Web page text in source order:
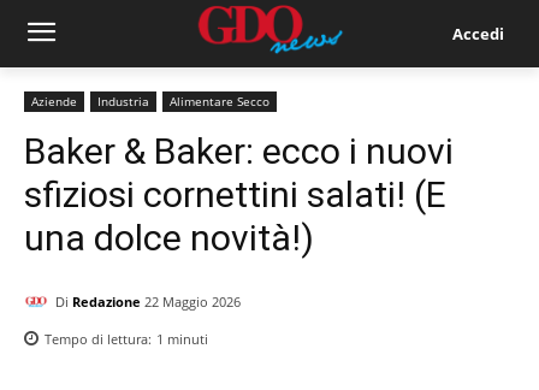
Accedi
Aziende Industria Alimentare Secco
Baker & Baker: ecco i nuovi
sfiziosi cornettini salati! (E
una dolce novità!)
Di Redazione 22 Maggio 2026
Tempo di lettura: 1 minuti